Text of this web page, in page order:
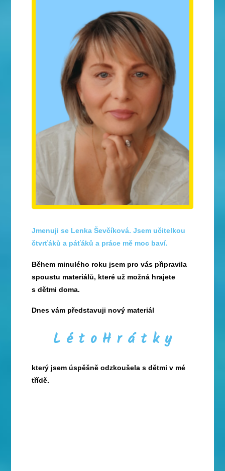
Jmenuji se Lenka Ševčíková. Jsem učitelkou
čtvrťáků a páťáků a práce mě moc baví.
Během minulého roku jsem pro vás připravila
spoustu materiálů, které už možná hrajete
s dětmi doma.
Dnes vám představuji nový materiál
L é t o H r á t k y
který jsem úspěšně odzkoušela s dětmi v mé
třídě.